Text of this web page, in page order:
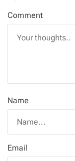
Comment
Name
Email